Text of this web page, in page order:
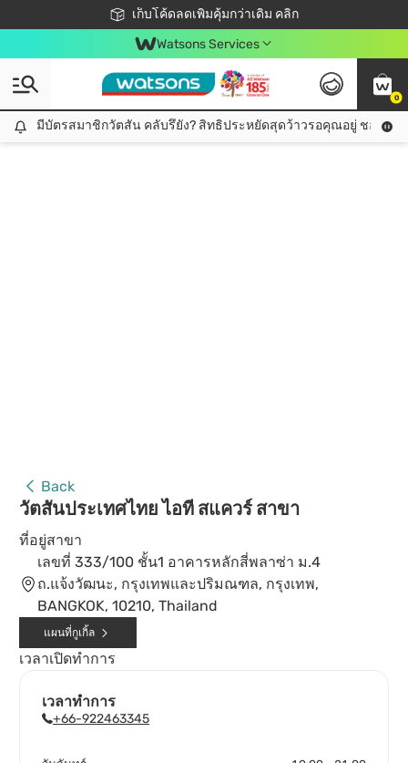
เก็บโค้ดลดเพิ่มคุ้มกว่าเดิม คลิก
ชอปออนไลน์ครั้งแรก ลดเพิ่มจุก ๆ 10%! 🎉
📦ส่งฟรี! เมื่อชอป 499฿
สมาชิกวัตสัน คลับดียังไง?
Watsons Services
0
มีบัตรสมาชิกวัตสัน คลับรึยัง? สิทธิประหยัดสุดว้าวรอคุณอยู่ ชอปคุ้มกว่าเดิม คลิก!
มีบัตรสมาชิกวัตสัน คลับรึยัง? สิทธิประหยัดสุดว้าวรอคุณอยู่ ชอปคุ้มก
Back
วัตสันประเทศไทย ไอที สแควร์ สาขา
ที่อยู่สาขา
เลขที่ 333/100 ชั้น1 อาคารหลักสี่พลาซ่า ม.4
ถ.แจ้งวัฒนะ, กรุงเทพและปริมณฑล, กรุงเทพ,
BANGKOK, 10210, Thailand
แผนที่กูเกิ้ล
เวลาเปิดทำการ
เวลาทำการ
+66-922463345